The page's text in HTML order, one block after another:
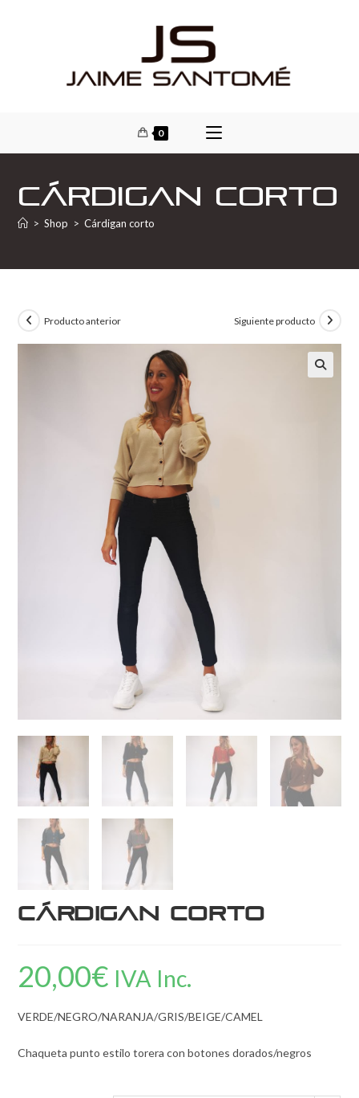
0
Cárdigan corto
> Shop > Cárdigan corto
Producto anterior Siguiente producto
Cárdigan corto
20,00€ IVA Inc.
VERDE/NEGRO/NARANJA/GRIS/BEIGE/CAMEL
Chaqueta punto estilo torera con botones dorados/negros